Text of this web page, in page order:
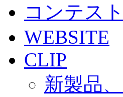
コンテスト
WEBSITE
CLIP
新製品